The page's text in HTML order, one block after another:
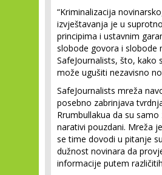
“Kriminalizacija
izvještavanja je u
principima i ustavnim
slobode govora i slobode
SafeJournalists, što, kako
može ugušiti nezavisno
SafeJournalists mreža
posebno zabrinjava
Rrumbullakua da su samo
narativi pouzdani. Mreža
se time dovodi u pitanje
dužnost novinara da
informacije putem